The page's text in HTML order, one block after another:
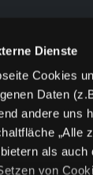
Dienste
Cookies
Daten
andere uns
„Alle
als
von